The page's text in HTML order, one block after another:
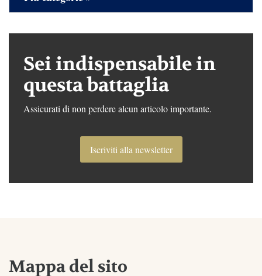
Sei indispensabile in
questa battaglia
Assicurati di non perdere alcun articolo importante.
Iscriviti alla newsletter
Mappa del sito